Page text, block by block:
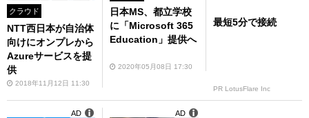
クラウド
NTT西日本が自治体
向けにオンプレから
Azureサービスを提
供
2018年11月12日 11:30
日本MS、都立学校
に「Microsoft 365
Education」提供へ
2020年05月08日 17:30
最短5分で接続
PR LotusFlare Inc
AD AD